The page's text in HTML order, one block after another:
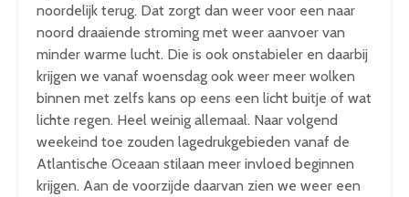
noordelijk terug. Dat zorgt dan weer voor een naar
noord draaiende stroming met weer aanvoer van
minder warme lucht. Die is ook onstabieler en daarbij
krijgen we vanaf woensdag ook weer meer wolken
binnen met zelfs kans op eens een licht buitje of wat
lichte regen. Heel weinig allemaal. Naar volgend
weekeind toe zouden lagedrukgebieden vanaf de
Atlantische Oceaan stilaan meer invloed beginnen
krijgen. Aan de voorzijde daarvan zien we weer een